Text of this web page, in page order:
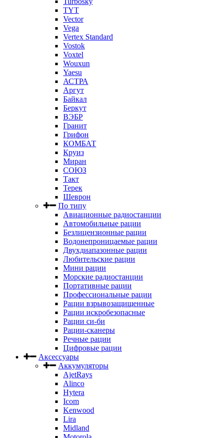
TYT
Vector
Vega
Vertex Standard
Vostok
Voxtel
Wouxun
Yaesu
АСТРА
Аргут
Байкал
Беркут
ВЭБР
Гранит
Грифон
КОМБАТ
Круиз
Миран
СОЮЗ
Такт
Терек
Шеврон
По типу
Авиационные радиостанции
Автомобильные рации
Безлицензионные рации
Водонепроницаемые рации
Двухдиапазонные рации
Любительские рации
Мини рации
Морские радиостанции
Портативные рации
Профессиональные рации
Рации взрывозащищенные
Рации искробезопасные
Рации си-би
Рации-сканеры
Речные рации
Цифровые рации
Аксессуары
Аккумуляторы
AjetRays
Alinco
Hytera
Icom
Kenwood
Lira
Midland